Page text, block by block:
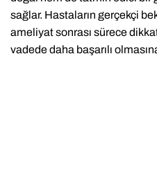
sağlar. Hastaların gerçekçi
ameliyat sonrası sürece
vadede daha başarılı